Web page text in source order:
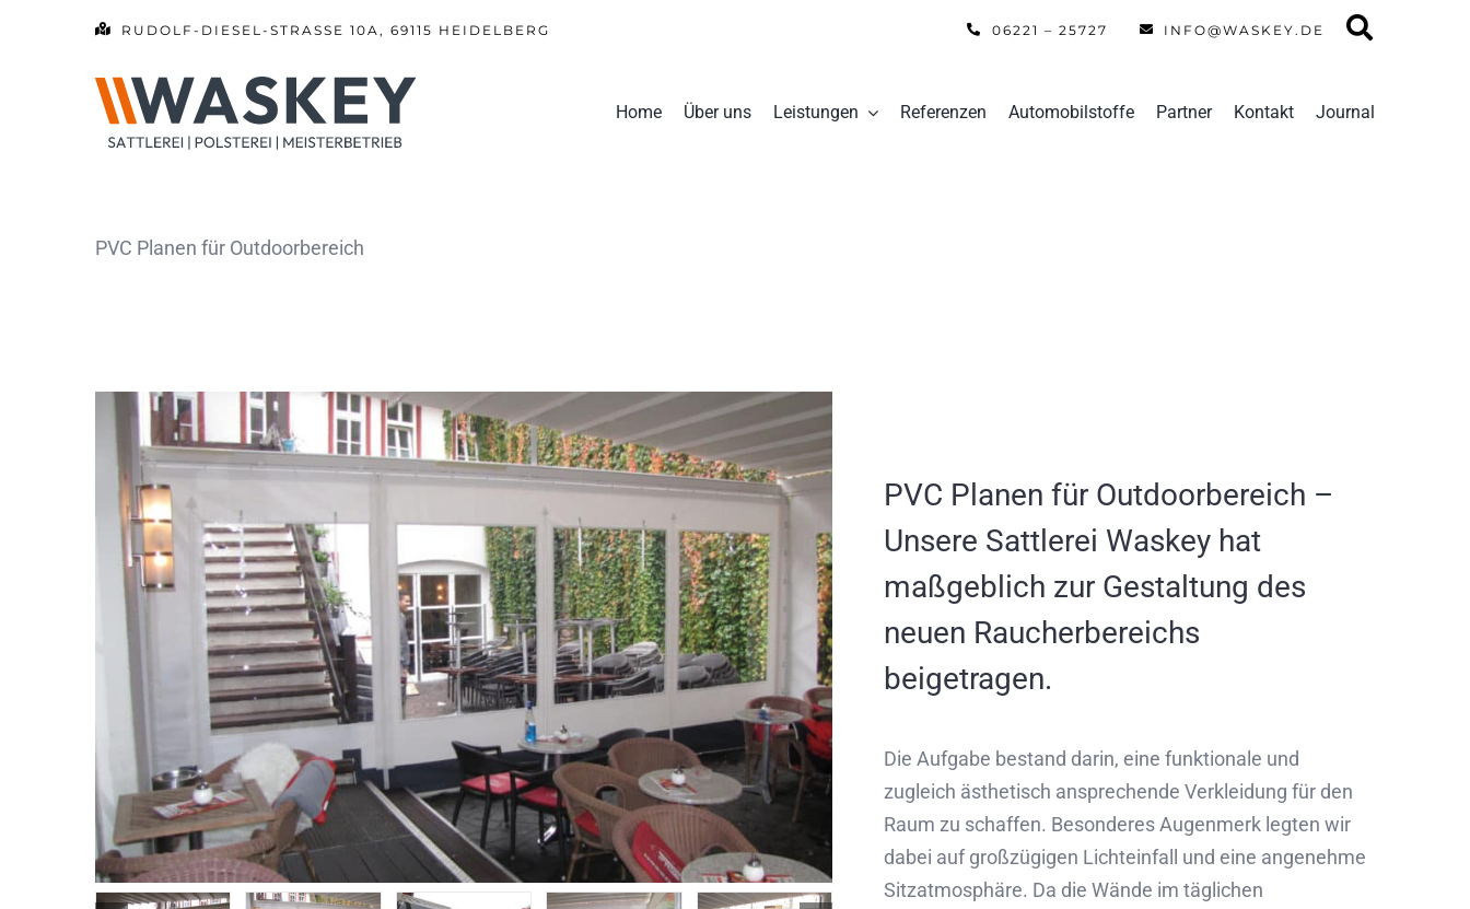
RUDOLF-DIESEL-STRASSE 10A, 69115 HEIDELBERG 06221 – 25727 INFO@WASKEY.DE
Home Über uns Leistungen Referenzen Automobilstoffe Partner Kontakt Journal
PVC Planen für Outdoorbereich
PVC Planen für Outdoorbereich –
Unsere Sattlerei Waskey hat
maßgeblich zur Gestaltung des
neuen Raucherbereichs
beigetragen.
Die Aufgabe bestand darin, eine funktionale und
zugleich ästhetisch ansprechende Verkleidung für den
Raum zu schaffen. Besonderes Augenmerk legten wir
dabei auf großzügigen Lichteinfall und eine angenehme
Sitzatmosphäre. Da die Wände im täglichen